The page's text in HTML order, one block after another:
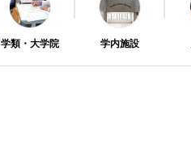
学類・大学院 学内施設